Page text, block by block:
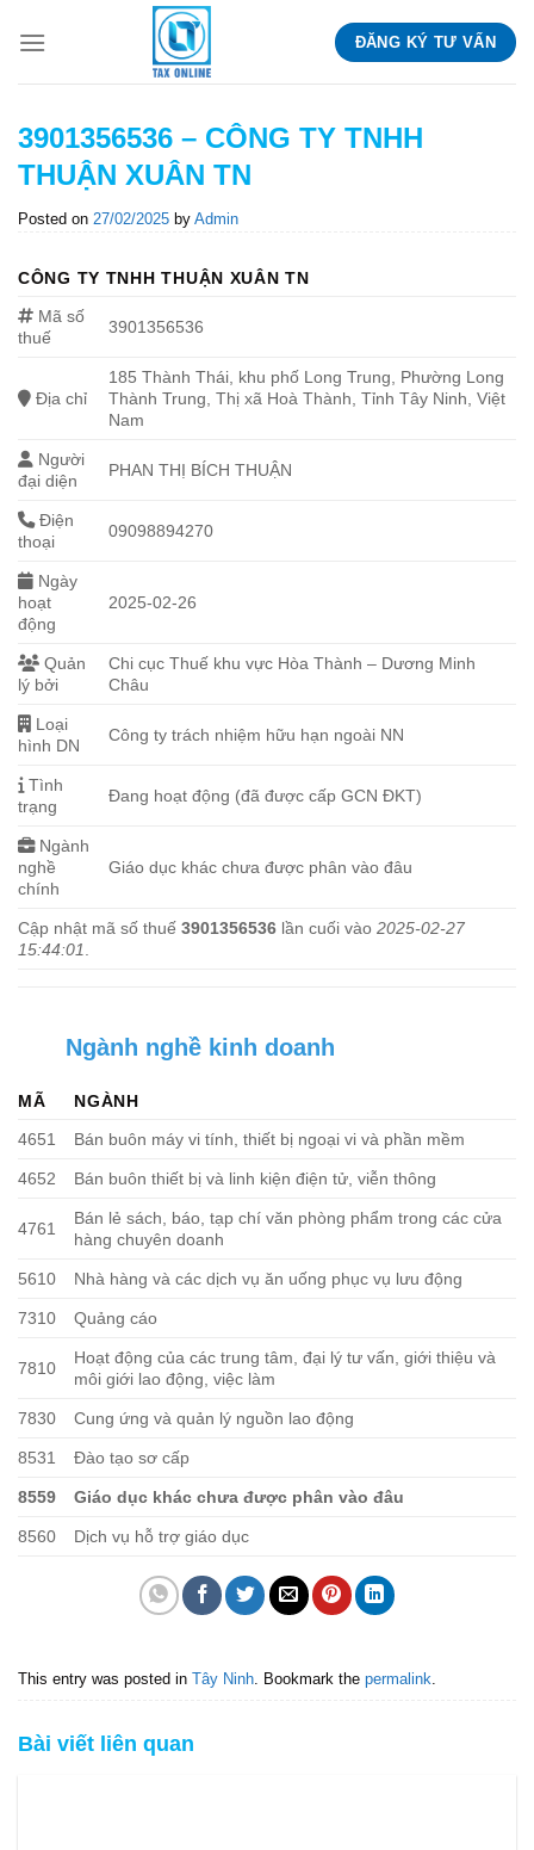
ĐĂNG KÝ TƯ VẤN
3901356536 – CÔNG TY TNHH
THUẬN XUÂN TN
Posted on 27/02/2025 by Admin
CÔNG TY TNHH THUẬN XUÂN TN
Mã số
thuế
3901356536
Địa chỉ
185 Thành Thái, khu phố Long Trung, Phường Long
Thành Trung, Thị xã Hoà Thành, Tỉnh Tây Ninh, Việt
Nam
Người
đại diện
PHAN THỊ BÍCH THUẬN
Điện
thoại
09098894270
Ngày
hoạt
động
2025-02-26
Quản
lý bởi
Chi cục Thuế khu vực Hòa Thành – Dương Minh
Châu
Loại
hình DN
Công ty trách nhiệm hữu hạn ngoài NN
Tình
trạng
Đang hoạt động (đã được cấp GCN ĐKT)
Ngành
nghề
chính
Giáo dục khác chưa được phân vào đâu
Cập nhật mã số thuế 3901356536 lần cuối vào 2025-02-27
15:44:01
Ngành nghề kinh doanh
MÃ
NGÀNH
4651
Bán buôn máy vi tính, thiết bị ngoại vi và phần mềm
4652 Bán buôn thiết bị và linh kiện điện tử, viễn thông
4761
Bán lẻ sách, báo, tạp chí văn phòng phẩm trong các cửa
hàng chuyên doanh
5610 Nhà hàng và các dịch vụ ăn uống phục vụ lưu động
7310 Quảng cáo
7810
Hoạt động của các trung tâm, đại lý tư vấn, giới thiệu và
môi giới lao động, việc làm
7830 Cung ứng và quản lý nguồn lao động
8531 Đào tạo sơ cấp
8559 Giáo dục khác chưa được phân vào đâu
8560 Dịch vụ hỗ trợ giáo dục
This entry was posted in Tây Ninh . Bookmark the permalink
Bài viết liên quan